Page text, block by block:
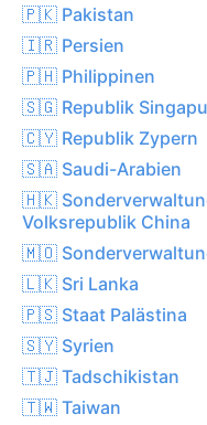
🇵🇰 Pakistan
🇮🇷 Persien
🇵🇭 Philippinen
🇸🇬 Republik
🇨🇾 Republik Zypern
🇸🇦 Saudi-Arabien
🇭🇰
Volksrepublik China
🇲🇴
🇱🇰 Sri Lanka
🇵🇸 Staat Palästina
🇸🇾 Syrien
🇹🇯 Tadschikistan
🇹🇼 Taiwan